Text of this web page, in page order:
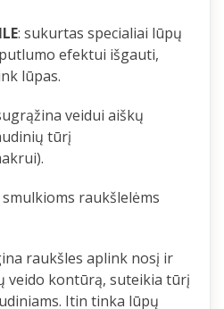
: sukurtas specialiai lūpų
efektui išgauti,
lūpas.
veidui aiškų
tūrį
smulkioms raukšlelėms
raukšles aplink nosį ir
veido kontūrą, suteikia tūrį
Itin tinka lūpų